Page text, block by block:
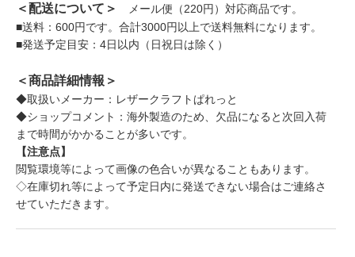
＜配送について＞
メール便（220円）対応商品です。
■送料：600円です。合計3000円以上で送料無料になります。
■発送予定目安：4日以内（日祝日は除く）
＜商品詳細情報＞
◆取扱いメーカー：レザークラフトぱれっと
◆ショップコメント：海外製造のため、欠品になると次回入荷
まで時間がかかることが多いです。
【注意点】
閲覧環境等によって画像の色合いが異なることもあります。
◇在庫切れ等によって予定日内に発送できない場合はご連絡さ
せていただきます。